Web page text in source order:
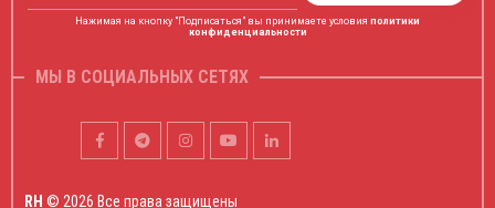
Нажимая на кнопку "Подписаться" вы принимаете условия политики
конфиденциальности
МЫ В СОЦИАЛЬНЫХ СЕТЯХ
RH © 2026 Все права защищены